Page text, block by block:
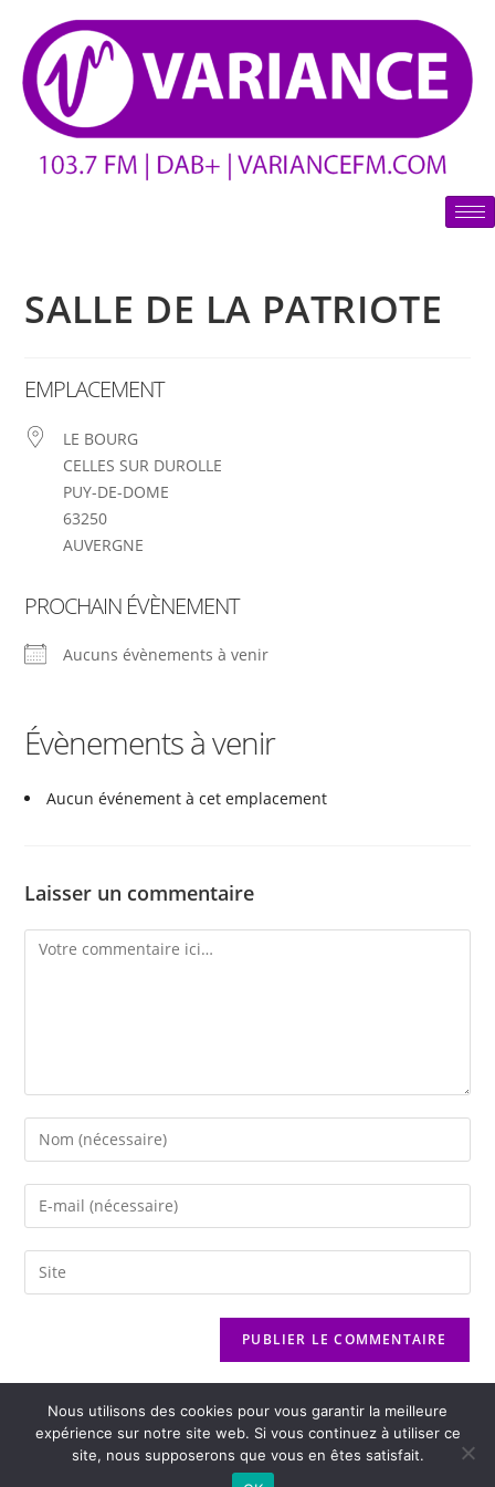
SALLE DE LA PATRIOTE
EMPLACEMENT
LE BOURG
CELLES SUR DUROLLE
PUY-DE-DOME
63250
AUVERGNE
PROCHAIN ÉVÈNEMENT
Aucuns évènements à venir
Évènements à venir
Aucun événement à cet emplacement
Laisser un commentaire
Nous utilisons des cookies pour vous garantir la meilleure
expérience sur notre site web. Si vous continuez à utiliser ce
site, nous supposerons que vous en êtes satisfait.